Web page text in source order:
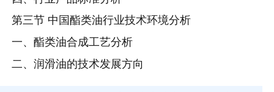
第三节 中国酯类油行业技术环境分析
一、酯类油合成工艺分析
二、润滑油的技术发展方向